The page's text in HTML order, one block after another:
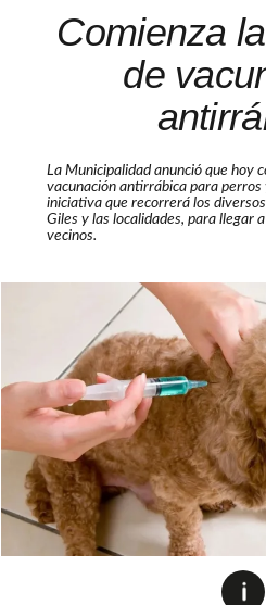
Comienza
de
La Municipalidad anunció que hoy
vacunación antirrábica para perros
iniciativa que recorrerá los
Giles y las localidades, para llegar
vecinos.